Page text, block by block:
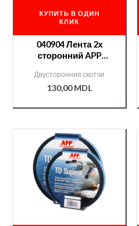
КУПИТЬ В ОДИН
КЛИК
040904 Лента 2х
сторонний APP
12мм*10 м
Двусторонние скотчи
130,00MDL